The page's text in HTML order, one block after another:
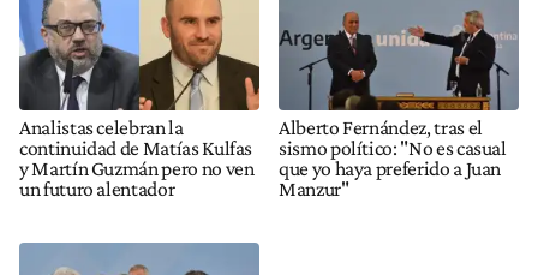
Analistas celebran la
continuidad de Matías Kulfas
y Martín Guzmán pero no ven
un futuro alentador
Alberto Fernández, tras el
sismo político: "No es casual
que yo haya preferido a Juan
Manzur"